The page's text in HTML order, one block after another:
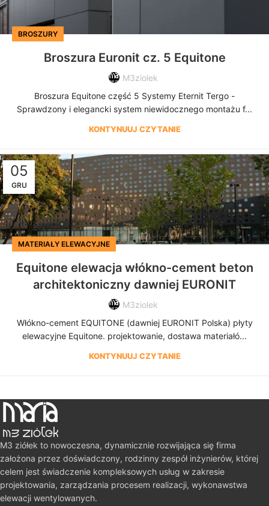
BROSZURY
Broszura Euronit cz. 5 Equitone
M3ziolek
Broszura Equitone część 5 Systemy Eternit Tergo -
Sprawdzony i elegancki system niewidocznego montażu f...
KONTYNUUJ CZYTANIE
05
GRU
MATERIAŁY ELEWACYJNE
Equitone elewacja włókno-cement beton
architektoniczny dawniej EURONIT
M3ziolek
Włókno-cement EQUITONE (dawniej EURONIT Polska) płyty
elewacyjne Equitone. projektowanie, dostawa materiałó...
KONTYNUUJ CZYTANIE
M3 ziółek to nowoczesna, dynamicznie rozwijająca się firma
założona przez doświadczony, rodzinny zespół inżynierów, której
celem jest świadczenie kompleksowych usług w zakresie
projektowania, zarządzania procesem realizacji, wykonawstwa
elewacji wentylowanych.